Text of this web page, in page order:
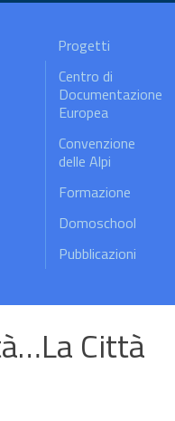
Progetti
Centro di
Documentazione
Europea
Convenzione
delle Alpi
Formazione
Domoschool
Pubblicazioni
Città